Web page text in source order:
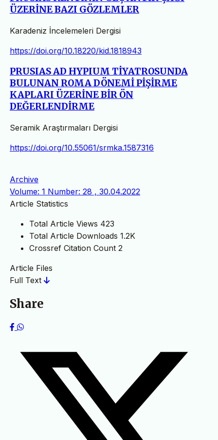
ÜZERİNE BAZI GÖZLEMLER
Karadeniz İncelemeleri Dergisi
https://doi.org/10.18220/kid.1818943
PRUSIAS AD HYPIUM TİYATROSUNDA
BULUNAN ROMA DÖNEMİ PİŞİRME
KAPLARI ÜZERİNE BİR ÖN
DEĞERLENDİRME
Seramik Araştırmaları Dergisi
https://doi.org/10.55061/srmka.1587316
Archive
Volume: 1 Number: 28 , 30.04.2022
Article Statistics
Total Article Views 423
Total Article Downloads 1.2K
Crossref Citation Count 2
Article Files
Full Text
Share